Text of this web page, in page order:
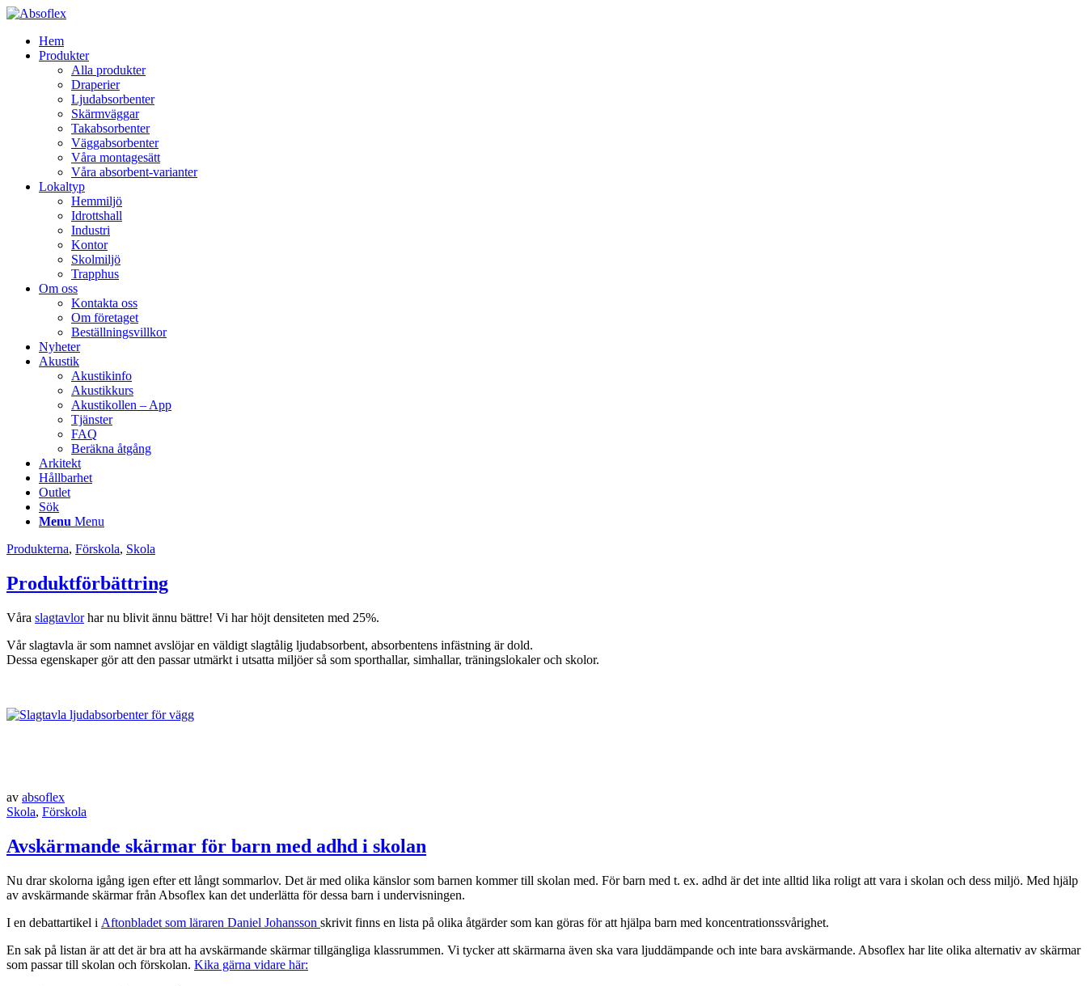
Hem
Produkter
Alla produkter
Draperier
Ljudabsorbenter
Skärmväggar
Takabsorbenter
Väggabsorbenter
Våra montagesätt
Våra absorbent-varianter
Lokaltyp
Hemmiljö
Idrottshall
Industri
Kontor
Skolmiljö
Trapphus
Om oss
Kontakta oss
Om företaget
Beställningsvillkor
Nyheter
Akustik
Akustikinfo
Akustikkurs
Akustikollen – App
Tjänster
FAQ
Beräkna åtgång
Arkitekt
Hållbarhet
Outlet
Sök
Menu Menu
Produkterna, Förskola, Skola
Produktförbättring
Våra slagtavlorhar nu blivit ännu bättre! Vi har höjt densiteten med 25%.
Vår slagtavla är som namnet avslöjar en väldigt slagtålig ljudabsorbent, absorbentens infästning är dold.
Dessa egenskaper gör att den passar utmärkt i utsatta miljöer så som sporthallar, simhallar, träningslokaler och skolor.
av absoflex
Skola, Förskola
Avskärmande skärmar för barn med adhd i skolan
Nu drar skolorna igång igen efter ett långt sommarlov. Det är med olika känslor som barnen kommer till skolan med. För barn med t. ex. adhd är det inte alltid lika roligt att vara i skolan och dess miljö. Med hjälp
av avskärmande skärmar från Absoflex kan det underlätta för dessa barn i undervisningen.
I en debattartikel i Aftonbladet som läraren Daniel Johansson skrivit finns en lista på olika åtgärder som kan göras för att hjälpa barn med koncentrationssvårighet.
En sak på listan är att det är bra att ha avskärmande skärmar tillgängliga klassrummen. Vi tycker att skärmarna även ska vara ljuddämpande och inte bara avskärmande. Absoflex har lite olika alternativ av skärmar
som passar till skolan och förskolan. Kika gärna vidare här: